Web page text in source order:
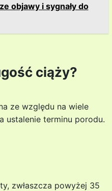
objawy i sygnały do
ciąży?
ze względu na wiele
ustalenie terminu porodu.
zwłaszcza powyżej 35